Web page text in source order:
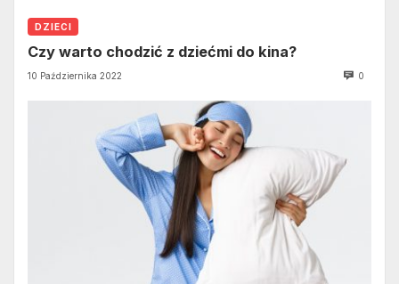
DZIECI
Czy warto chodzić z dziećmi do kina?
10 Października 2022 0